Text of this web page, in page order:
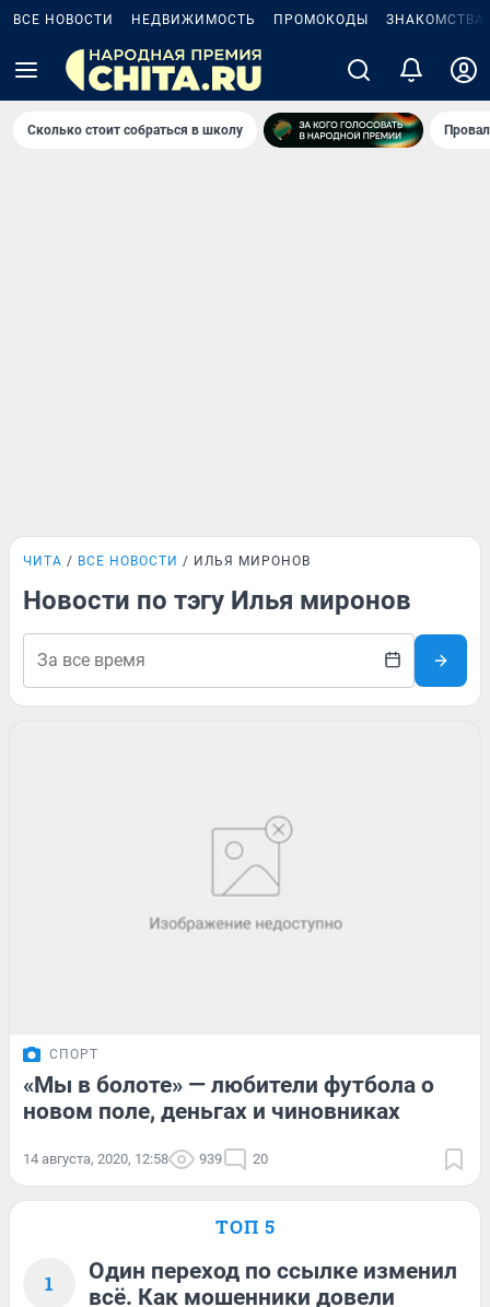
ВСЕ НОВОСТИ НЕДВИЖИМОСТЬ ПРОМОКОДЫ ЗНАКОМСТВА
Сколько стоит собраться в школу
ЧИТА ВСЕ НОВОСТИ ИЛЬЯ МИРОНОВ
Новости по тэгу Илья миронов
СПОРТ
«Мы в болоте» — любители футбола о
новом поле, деньгах и чиновниках
14 августа, 2020, 12:58 939 20
ТОП 5
1
Один переход по ссылке изменил
всё. Как мошенники довели